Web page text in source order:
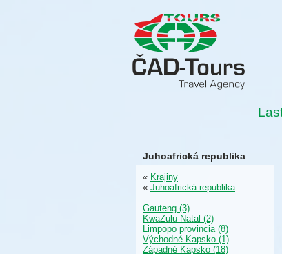
Juhoafrická republika
« Krajiny
« Juhoafrická republika
Gauteng (3)
KwaZulu-Natal (2)
Limpopo provincia (8)
Východné Kapsko (1)
Západné Kapsko (18)